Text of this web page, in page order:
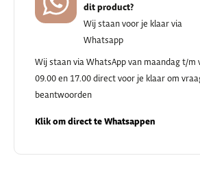
dit product?
Wij staan voor je klaar via
Whatsapp
Wij staan via WhatsApp van maandag t/m
09.00 en 17.00 direct voor je klaar om
beantwoorden
Klik om direct te Whatsappen